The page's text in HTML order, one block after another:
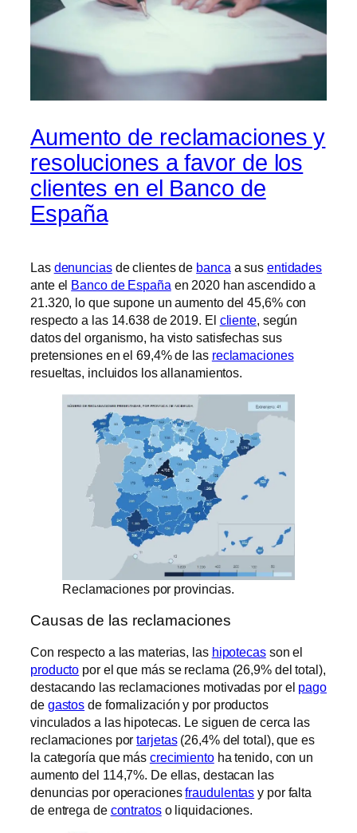
Aumento de reclamaciones y
resoluciones a favor de los
clientes en el Banco de
España
Las denunciasde clientes de banca a sus entidades
ante el Banco de España en 2020 han ascendido a
21.320, lo que supone un aumento del 45,6% con
respecto a las 14.638 de 2019. El cliente, según
datos del organismo, ha visto satisfechas sus
pretensiones en el 69,4% de las reclamaciones
resueltas, incluidos los allanamientos.
Reclamaciones por provincias.
Causas de las reclamaciones
Con respecto a las materias, las hipotecasson el
producto por el que más se reclama (26,9% del total),
destacando las reclamaciones motivadas por el pago
de gastos de formalización y por productos
vinculados a las hipotecas. Le siguen de cerca las
reclamaciones portarjetas(26,4% del total), que es
la categoría que más crecimientoha tenido, con un
aumento del 114,7%. De ellas, destacan las
denuncias por operacionesfraudulentas y por falta
de entrega de contratoso liquidaciones.